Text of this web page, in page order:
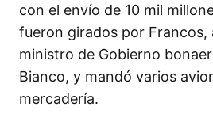
con el envío de 10 mil
fueron girados por Francos,
ministro de Gobierno
Bianco, y mandó varios
mercadería.